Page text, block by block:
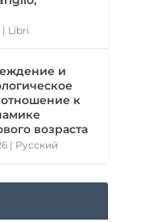
| Libri
и
отношение к
возраста
| Pусский